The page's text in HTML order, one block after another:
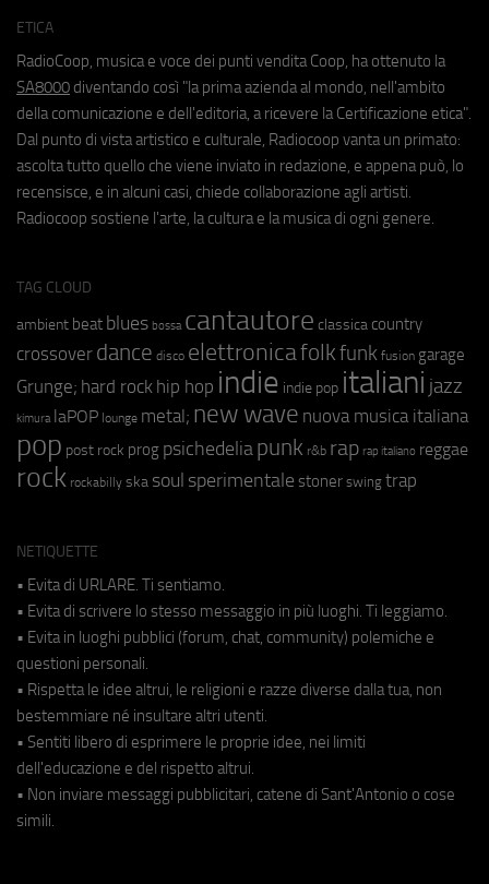
ETICA
RadioCoop, musica e voce dei punti vendita Coop, ha ottenuto la
SA8000 diventando così "la prima azienda al mondo, nell'ambito
della comunicazione e dell'editoria, a ricevere la Certificazione etica".
Dal punto di vista artistico e culturale, Radiocoop vanta un primato:
ascolta tutto quello che viene inviato in redazione, e appena può, lo
recensisce, e in alcuni casi, chiede collaborazione agli artisti.
Radiocoop sostiene l'arte, la cultura e la musica di ogni genere.
TAG CLOUD
ambient beat blues bossa cantautore classica country
crossover dance disco elettronicafolkfunk fusion garage
Grunge; hard rock hip hop indie indie pop italiani jazz
kimura laPOP lounge metal; new wave nuova musica italiana
pop post rock prog psichedeliapunk r&b rap rap italiano reggae
rock rockabilly ska soul sperimentale stoner swing trap
NETIQUETTE
• Evita di URLARE. Ti sentiamo.
• Evita di scrivere lo stesso messaggio in più luoghi. Ti leggiamo.
• Evita in luoghi pubblici (forum, chat, community) polemiche e
questioni personali.
• Rispetta le idee altrui, le religioni e razze diverse dalla tua, non
bestemmiare né insultare altri utenti.
• Sentiti libero di esprimere le proprie idee, nei limiti
dell'educazione e del rispetto altrui.
• Non inviare messaggi pubblicitari, catene di Sant'Antonio o cose
simili.